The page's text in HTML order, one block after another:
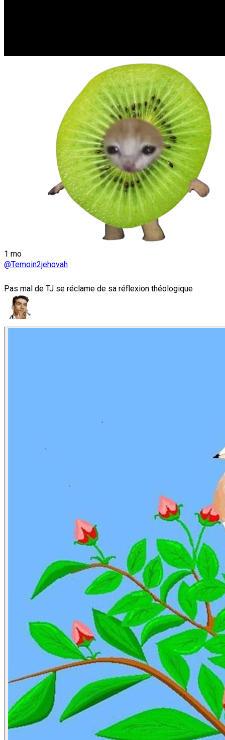
1 mo
@Temoin2jehovah
Pas mal de TJ se réclame de sa réflexion théologique